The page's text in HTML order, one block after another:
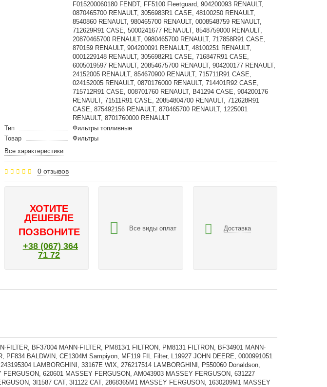
F015200060180 FENDT, FF5100 Fleetguard, 904200093 RENAULT,
0870465700 RENAULT, 3056983R1 CASE, 48100250 RENAULT,
8540860 RENAULT, 980465700 RENAULT, 0008548759 RENAULT,
712629R91 CASE, 5000241677 RENAULT, 8548759000 RENAULT,
20870465700 RENAULT, 0980465700 RENAULT, 717858R91 CASE,
870159 RENAULT, 904200091 RENAULT, 48100251 RENAULT,
0001229148 RENAULT, 3056982R1 CASE, 716847R91 CASE,
6005019597 RENAULT, 20854675700 RENAULT, 904200177 RENAULT,
24152005 RENAULT, 854670900 RENAULT, 715711R91 CASE,
024152005 RENAULT, 0870176000 RENAULT, 714401R92 CASE,
715712R91 CASE, 008701760 RENAULT, B41294 CASE, 904200176
RENAULT, 71511R91 CASE, 20854804700 RENAULT, 712628R91
CASE, 875492156 RENAULT, 870465700 RENAULT, 1225001
RENAULT, 8701760000 RENAULT
Тип
Фильтры топливные
Товар
Фильтры
Все характеристики
0 отзывов
ХОТИТЕ
ДЕШЕВЛЕ
ПОЗВОНИТЕ
+38 (067) 364
71 72
Все виды оплат Доставка
FILTER, BF37004 MANN-FILTER, PM813/1 FILTRON, PM8131 FILTRON, BF34901 MANN-
PF834 BALDWIN, CE1304M Sampiyon, MF119 FIL Filter, L19927 JOHN DEERE, 0000991051
LAMBORGHINI, 33167E WIX, 276217514 LAMBORGHINI, P550060 Donaldson,
620601 MASSEY FERGUSON, AM043903 MASSEY FERGUSON, 631227
3I1587 CAT, 3I1122 CAT, 2868365M1 MASSEY FERGUSON, 1630209M1 MASSEY